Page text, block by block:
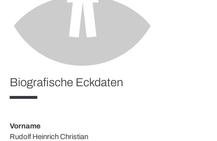
Biografische Eckdaten
Vorname
Rudolf Heinrich Christian